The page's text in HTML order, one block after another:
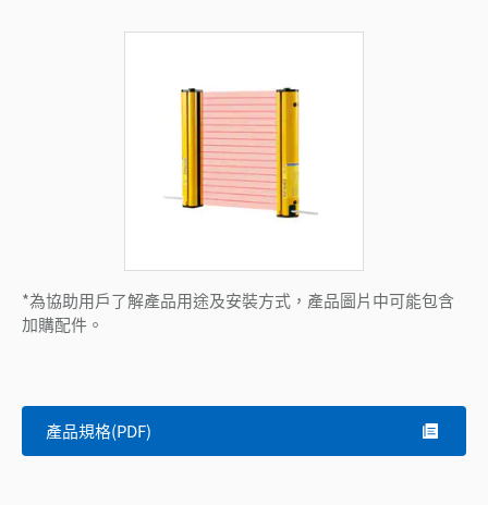
*為協助用戶了解產品用途及安裝方式，產品圖片中可能包含
加購配件。
產品規格(PDF)